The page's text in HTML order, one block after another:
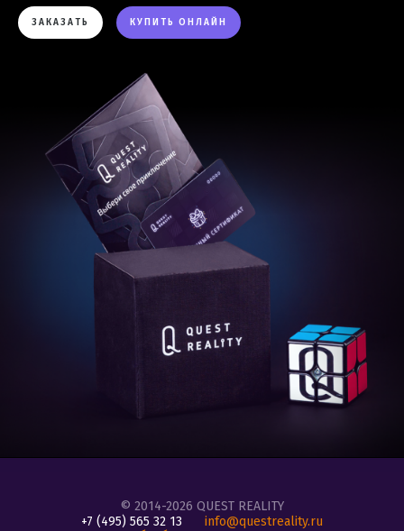
ЗАКАЗАТЬ КУПИТЬ ОНЛАЙН
© 2014-2026 QUEST REALITY
+7 (495) 565 32 13
info@questreality.ru